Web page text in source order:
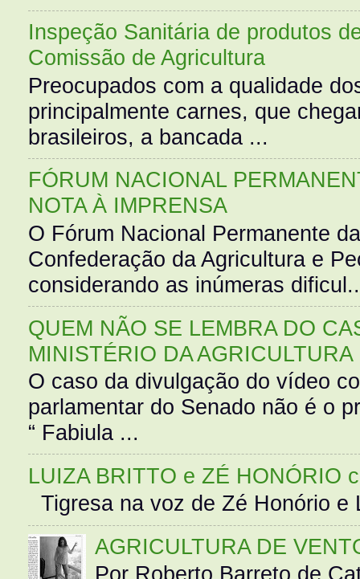
Inspeção Sanitária de produtos
Comissão de Agricultura
Preocupados com a qualidade
principalmente carnes, que
brasileiros, a bancada ...
FÓRUM NACIONAL
NOTA À IMPRENSA
O Fórum Nacional Permanente
Confederação da Agricultura e
considerando as inúmeras
QUEM NÃO SE LEMBRA DO
MINISTÉRIO DA AGRICULTURA
O caso da divulgação do vídeo
parlamentar do Senado não é o
“ Fabiula ...
LUIZA BRITTO e ZÉ HONÓRIO
Tigresa na voz de Zé Honório
AGRICULTURA DE